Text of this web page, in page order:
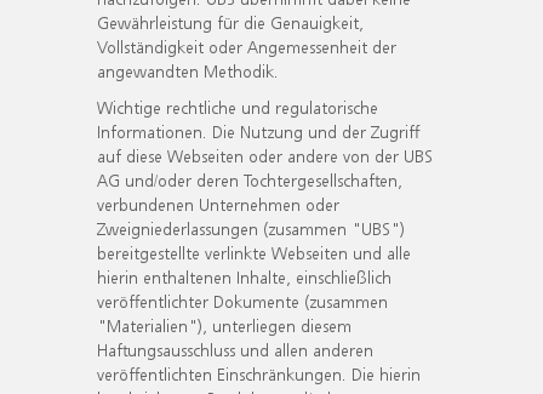
Gewährleistung für die Genauigkeit,
Vollständigkeit oder Angemessenheit der
angewandten Methodik.
Wichtige rechtliche und regulatorische
Informationen. Die Nutzung und der Zugriff
auf diese Webseiten oder andere von der UBS
AG und/oder deren Tochtergesellschaften,
verbundenen Unternehmen oder
Zweigniederlassungen (zusammen "UBS")
bereitgestellte verlinkte Webseiten und alle
hierin enthaltenen Inhalte, einschließlich
veröffentlichter Dokumente (zusammen
"Materialien"), unterliegen diesem
Haftungsausschluss und allen anderen
veröffentlichten Einschränkungen. Die hierin